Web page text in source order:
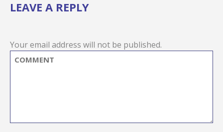
LEAVE A REPLY
Your email address will not be published.